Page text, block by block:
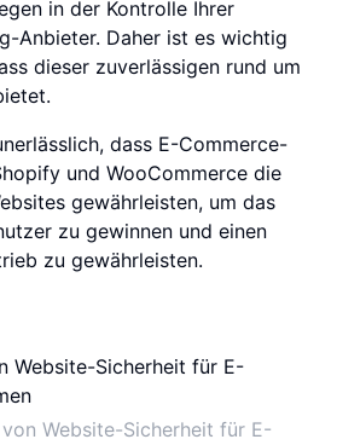
in der Kontrolle Ihrer
Anbieter. Daher ist es wichtig
dieser zuverlässigen rund um
dass E-Commerce-
und WooCommerce die
gewährleisten, um das
zu gewinnen und einen
zu gewährleisten.
Website-Sicherheit für E-